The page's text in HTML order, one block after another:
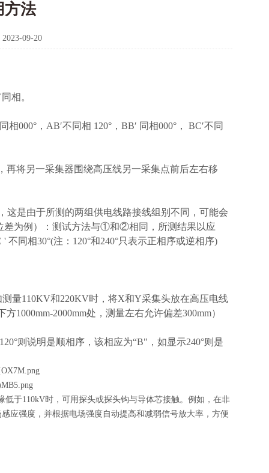
方法
2023-09-20
相。
，AB′不同相 120°，BB′ 同相000°， BC′不同
将另一采集器围绕高压线另一采集点前后左右移
这是由于所测的两组供电线路接线组别不同，可能会
差为例）：测试方法与①和②相同，所测结果以应
不同相30°(注：120°和240°只表示正相序或逆相序)
量110KV和220KV时，将X和Y采集头放在高压电线
1000mm-2000mm处，测量左右允许偏差300mm）
则说明是顺相序，该相应为“B"，如显示240°则是
于110kV时，可用探头或探头钩与导体芯接触。例如，在非
应强度，并根据电场强度自动提高和减弱信号放大率，方便